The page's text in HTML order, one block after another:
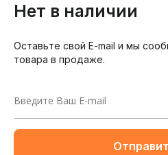
Нет в наличии
Оставьте свой E-mail и мы
товара в продаже.